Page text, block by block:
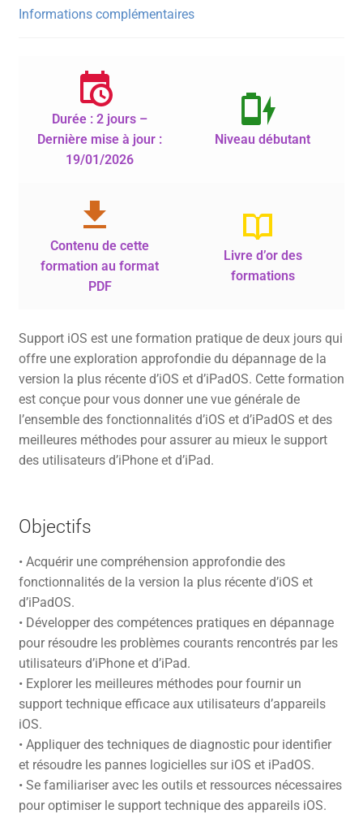
Informations complémentaires
Durée : 2 jours –
Dernière mise à jour :
19/01/2026
Niveau débutant
Contenu de cette
formation au format
PDF
Livre d’or des
formations
Support iOS est une formation pratique de deux jours qui
offre une exploration approfondie du dépannage de la
version la plus récente d’iOS et d’iPadOS. Cette formation
est conçue pour vous donner une vue générale de
l’ensemble des fonctionnalités d’iOS et d’iPadOS et des
meilleures méthodes pour assurer au mieux le support
des utilisateurs d’iPhone et d’iPad.
Objectifs
• Acquérir une compréhension approfondie des
fonctionnalités de la version la plus récente d’iOS et
d’iPadOS.
• Développer des compétences pratiques en dépannage
pour résoudre les problèmes courants rencontrés par les
utilisateurs d’iPhone et d’iPad.
• Explorer les meilleures méthodes pour fournir un
support technique efficace aux utilisateurs d’appareils
iOS.
• Appliquer des techniques de diagnostic pour identifier
et résoudre les pannes logicielles sur iOS et iPadOS.
• Se familiariser avec les outils et ressources nécessaires
pour optimiser le support technique des appareils iOS.